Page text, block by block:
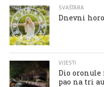
SVAŠTARA
Dnevni
VIJESTI
Dio oronule
pao na tri